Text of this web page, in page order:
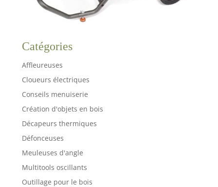
Catégories
Affleureuses
Cloueurs électriques
Conseils menuiserie
Création d'objets en bois
Décapeurs thermiques
Défonceuses
Meuleuses d'angle
Multitools oscillants
Outillage pour le bois